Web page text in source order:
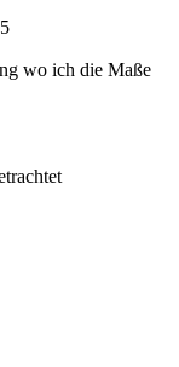
wo ich die Maße